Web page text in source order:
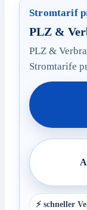
Stromtarif
PLZ &
PLZ &
Stromtarife
⚡ schneller